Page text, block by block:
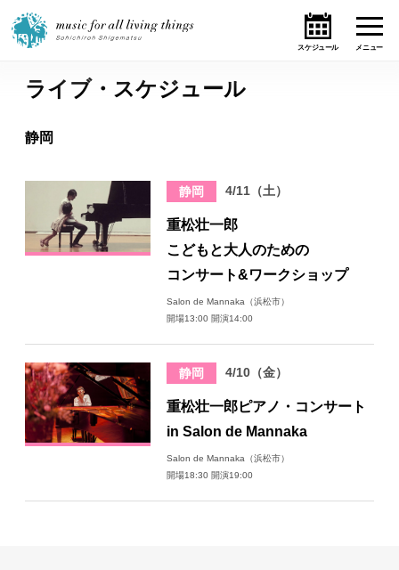
ホーム
テーマ
ライブ・スケジュール
ギャラリー
日々のレポート
ライブ・スケジュール
静岡
静岡 4/11（土）
重松壮一郎
こどもと大人のための
コンサート&ワークショップ
Salon de Mannaka（浜松市）
開場13:00 開演14:00
静岡 4/10（金）
重松壮一郎ピアノ・コンサート
in Salon de Mannaka
Salon de Mannaka（浜松市）
開場18:30 開演19:00